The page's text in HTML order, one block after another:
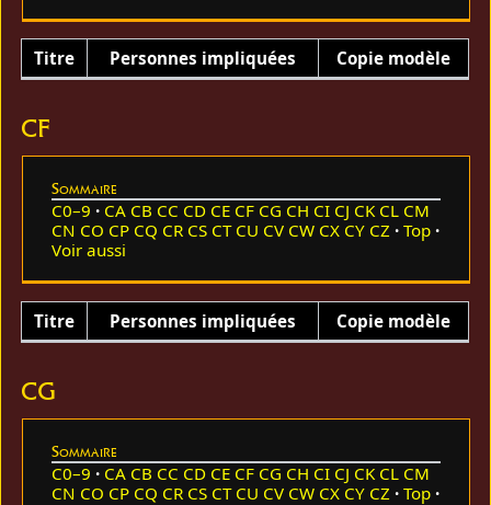
Titre Personnes impliquées Copie modèle
CF
Sommaire
C0–9 CA CB CC CD CE CF CG CH CI CJ CK CL CM
CN CO CP CQ CR CS CT CU CV CW CX CY CZ
Top
Voir aussi
Titre Personnes impliquées Copie modèle
CG
Sommaire
C0–9 CA CB CC CD CE CF CG CH CI CJ CK CL CM
CN CO CP CQ CR CS CT CU CV CW CX CY CZ
Top